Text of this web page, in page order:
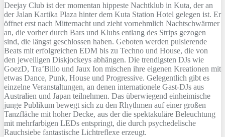
Deejay Club ist der momentan hippeste Nachtklub in Kuta, der an
der Jalan Kartika Plaza hinter dem Kuta Station Hotel gelegen ist. Er
öffnet erst nach Mitternacht und zieht vornehmlich Nachtschwärmer
an, die vorher durch Bars und Klubs entlang des Strips gezogen
sind, die längst geschlossen haben. Geboten werden pulsierende
Beats mit erfolgreichen EDM bis zu Techno und House, die von
den jeweiligen Diskjockeys abhängen. Die trendigsten DJs wie
GoezD, Tra’Billo und Jaux Ion mischen ihre eigenen Kreationen mit
etwas Dance, Punk, House und Progressive. Gelegentlich gibt es
einzelne Veranstaltungen, an denen internationele Gast-DJs aus
Australien und Japan teilnehmen. Das überwiegend einheimische
junge Publikum bewegt sich zu den Rhythmen auf einer großen
Tanzfläche mit hoher Decke, aus der die spektakuläre Beleuchtung
mit mehrfarbigen LEDs entspringt, die durch psychedelische
Rauchsiebe fantastische Lichtreflexe erzeugt.